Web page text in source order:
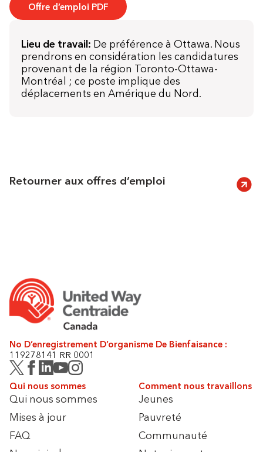
Offre d’emploi PDF
Lieu de travail: De préférence à Ottawa. Nous
prendrons en considération les candidatures
provenant de la région Toronto-Ottawa-
Montréal ; ce poste implique des
déplacements en Amérique du Nord.
Retourner aux offres d’emploi
No D’enregistrement D’organisme De Bienfaisance :
119278141 RR 0001
Qui nous sommes
Qui nous sommes
Mises à jour
FAQ
Comment nous travaillons
Jeunes
Pauvreté
Communauté